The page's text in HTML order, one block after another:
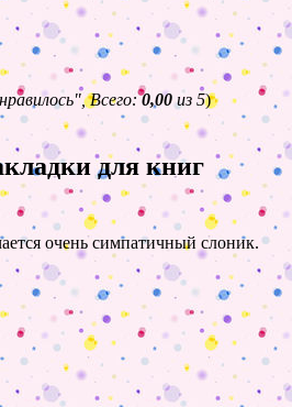
Всего:0,00из 5)
для книг
очень симпатичный слоник.